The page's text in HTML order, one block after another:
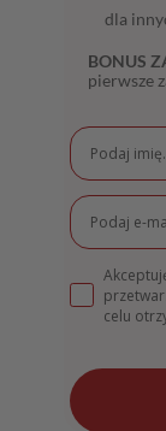
dla
BONUS
pierwsze
celu